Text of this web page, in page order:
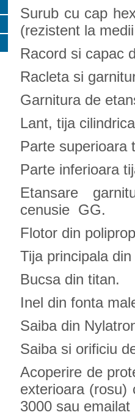
Surub cu cap
(rezistent la
Racord si capac
Racleta si
Garnitura de
Lant, tija
Parte superioara
Parte inferioara
Etansare
cenusie GG.
Flotor din
Tija principala
Bucsa din titan.
Inel din fonta
Saiba din
Saiba si orificiu
Acoperire de
exterioara (rosu)
3000 sau